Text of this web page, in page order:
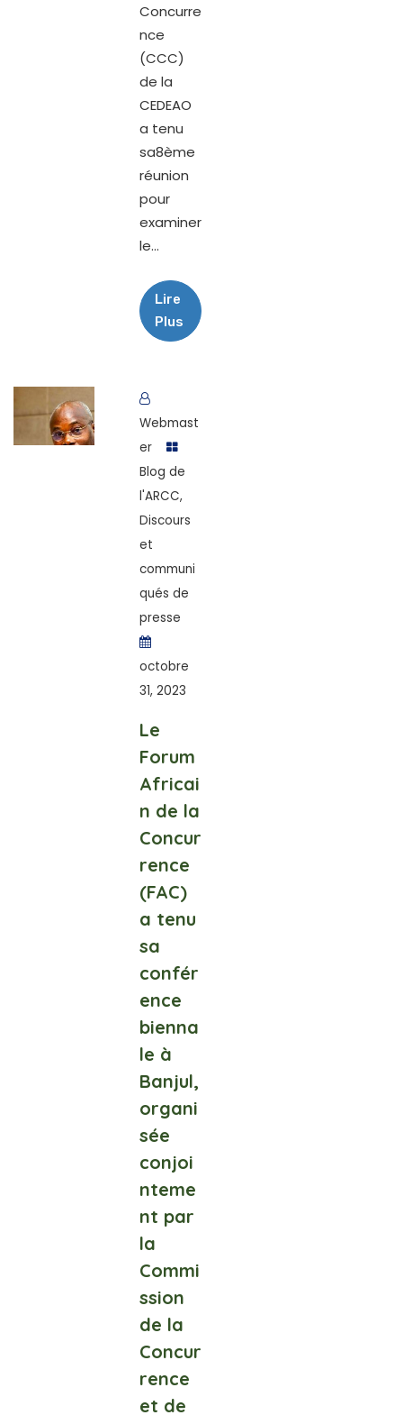
Concurre
nce
(CCC)
de la
CEDEAO
a tenu
sa8ème
réunion
pour
examiner
le...
Lire
Plus
Webmast
er
Blog de
l'ARCC,
Discours
et
communi
qués de
presse
octobre
31, 2023
Le
Forum
Africai
n de la
Concur
rence
(FAC)
a tenu
sa
confér
ence
bienna
le à
Banjul,
organi
sée
conjoi
nteme
nt par
la
Commi
ssion
de la
Concur
rence
et de